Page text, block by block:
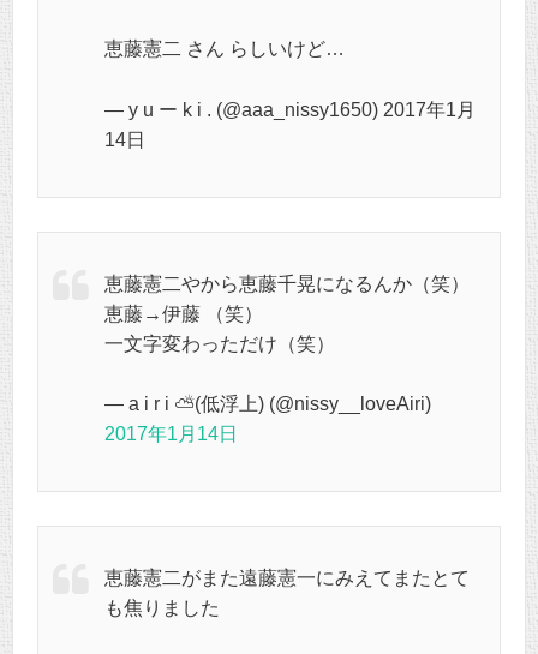
恵藤憲二 さん らしいけど…
— y u ー k i . (@aaa_nissy1650) 2017年1月
14日
恵藤憲二やから恵藤千晃になるんか（笑）
恵藤→伊藤 （笑）
一文字変わっただけ（笑）
— a i r i ⛅️(低浮上) (@nissy__loveAiri)
2017年1月14日
恵藤憲二がまた遠藤憲一にみえてまたとて
も焦りました